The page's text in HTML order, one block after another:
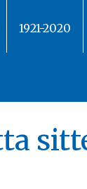
1921-2020